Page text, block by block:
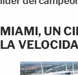
MIAMI, UN
LA